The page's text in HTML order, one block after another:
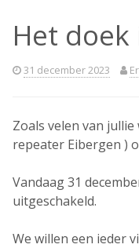
Het doek
31 december 2023
Zoals velen van jullie
repeater Eibergen )
Vandaag 31
uitgeschakeld.
We willen een ieder